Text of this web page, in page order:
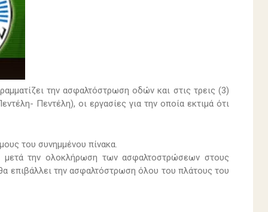
την ασφαλτόστρωση οδών και στις τρεις (3)
Πεντέλη), οι εργασίες για την οποία εκτιμά ότι
του συνημμένου πίνακα.
την ολοκλήρωση των ασφαλτοστρώσεων στους
επιβάλλει την ασφαλτόστρωση όλου του πλάτους του